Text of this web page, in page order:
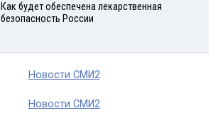
Как будет обеспечена лекарственная
безопасность России
Новости СМИ2
Новости СМИ2